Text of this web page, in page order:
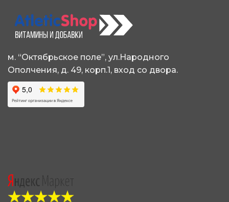
м. “Октябрьское поле”, ул.Народного
Ополчения, д. 49, корп.1, вход со двора.